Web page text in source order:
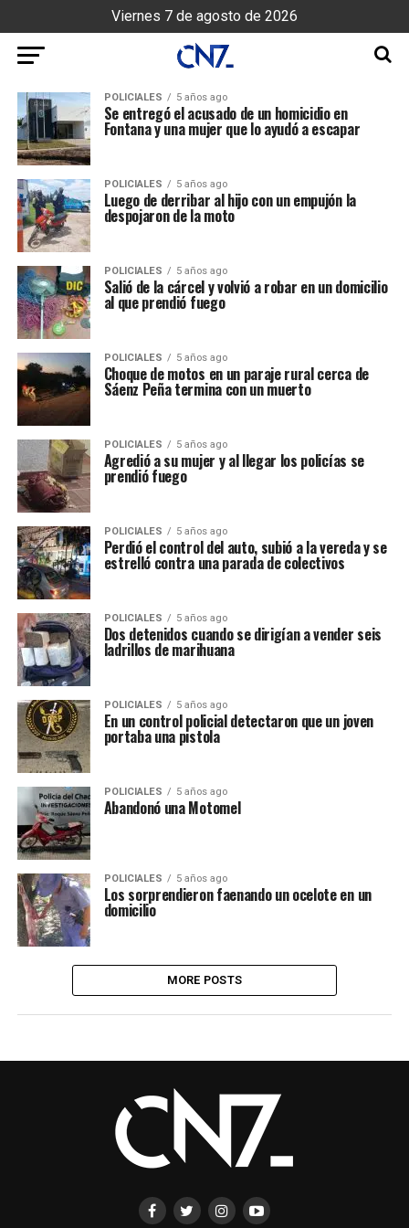
Viernes 7 de agosto de 2026
POLICIALES 5 años ago
Se entregó el acusado de un homicidio en
Fontana y una mujer que lo ayudó a escapar
POLICIALES 5 años ago
Luego de derribar al hijo con un empujón la
despojaron de la moto
POLICIALES 5 años ago
Salió de la cárcel y volvió a robar en un domicilio
al que prendió fuego
POLICIALES 5 años ago
Choque de motos en un paraje rural cerca de
Sáenz Peña termina con un muerto
POLICIALES 5 años ago
Agredió a su mujer y al llegar los policías se
prendió fuego
POLICIALES 5 años ago
Perdió el control del auto, subió a la vereda y se
estrelló contra una parada de colectivos
POLICIALES 5 años ago
Dos detenidos cuando se dirigían a vender seis
ladrillos de marihuana
POLICIALES 5 años ago
En un control policial detectaron que un joven
portaba una pistola
POLICIALES 5 años ago
Abandonó una Motomel
POLICIALES 5 años ago
Los sorprendieron faenando un ocelote en un
domicilio
MORE POSTS